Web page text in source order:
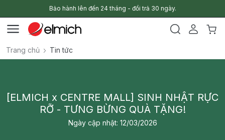
Bảo hành lên đến 24 tháng - đổi trả 30 ngày.
Trang chủ Tin tức
[ELMICH x CENTRE MALL] SINH NHẬT RỰC
RỠ - TƯNG BỪNG QUÀ TẶNG!
Ngày cập nhật: 12/03/2026